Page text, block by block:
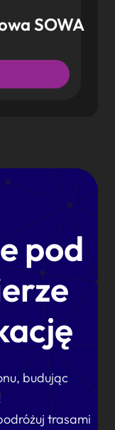
SOWA
pod
budując
trasami